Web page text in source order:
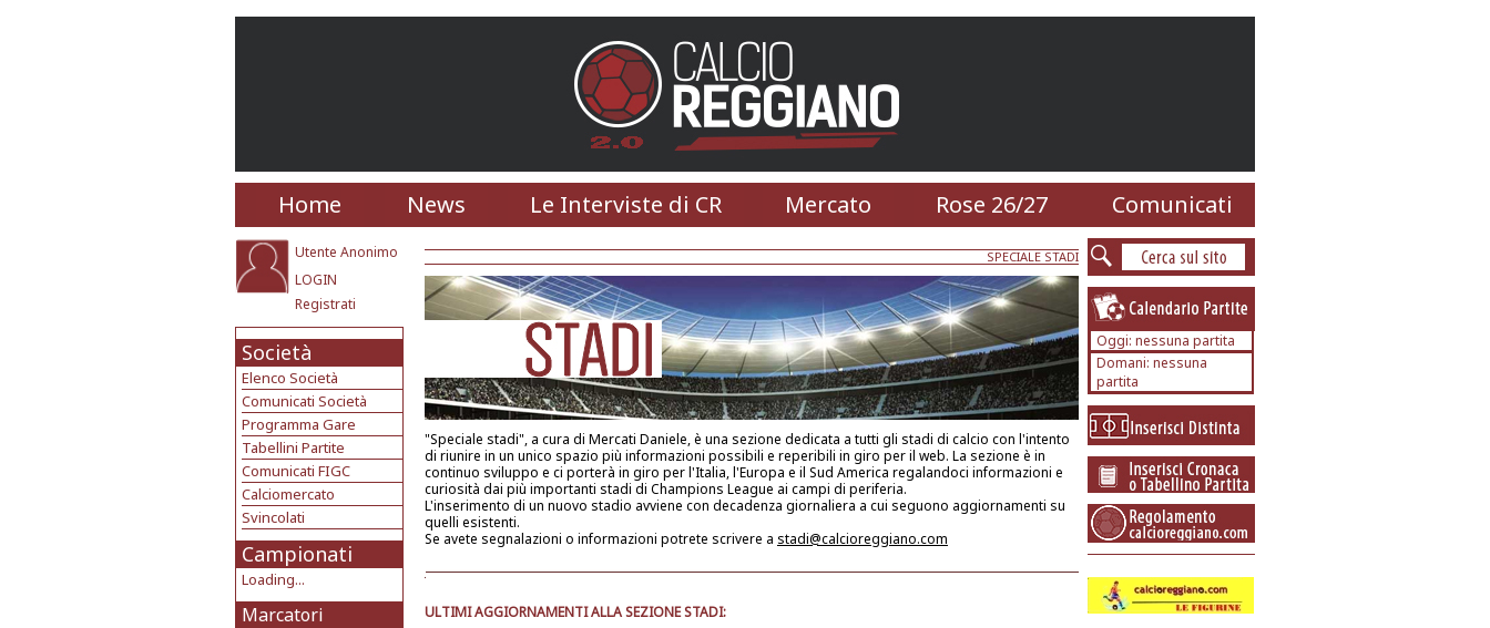
Home News Le Interviste di CR Mercato Rose 26/27 Comunicati
Utente Anonimo
LOGIN
Registrati
Società
Elenco Società
Comunicati Società
Programma Gare
Tabellini Partite
Comunicati FIGC
Calciomercato
Svincolati
Campionati
Loading...
Marcatori
SPECIALE STADI
"Speciale stadi", a cura di Mercati Daniele, è una sezione dedicata a tutti gli stadi di calcio con l'intento
di riunire in un unico spazio più informazioni possibili e reperibili in giro per il web. La sezione è in
continuo sviluppo e ci porterà in giro per l'Italia, l'Europa e il Sud America regalandoci informazioni e
curiosità dai più importanti stadi di Champions League ai campi di periferia.
L'inserimento di un nuovo stadio avviene con decadenza giornaliera a cui seguono aggiornamenti su
quelli esistenti.
Se avete segnalazioni o informazioni potrete scrivere a stadi@calcioreggiano.com
ULTIMI AGGIORNAMENTI ALLA SEZIONE STADI:
Oggi: nessuna partita
Domani: nessuna
partita